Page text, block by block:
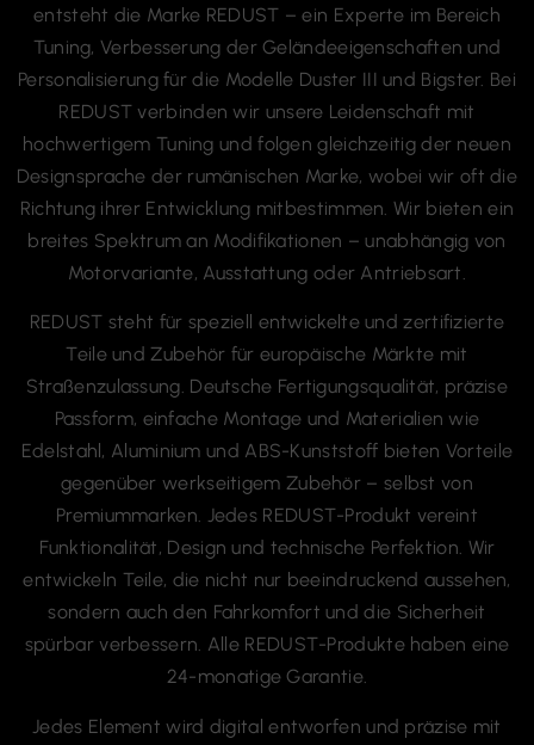
Personalisierung für die Modelle Duster III und Bigster. Bei
REDUST verbinden wir unsere Leidenschaft mit
hochwertigem Tuning und folgen gleichzeitig der neuen
Designsprache der rumänischen Marke, wobei wir oft die
Richtung ihrer Entwicklung mitbestimmen. Wir bieten ein
breites Spektrum an Modifikationen – unabhängig von
Motorvariante, Ausstattung oder Antriebsart.
REDUST steht für speziell entwickelte und zertifizierte
Straßenzulassung. Deutsche Fertigungsqualität, präzise
Passform, einfache Montage und Materialien wie
Edelstahl, Aluminium und ABS-Kunststoff bieten Vorteile
gegenüber werkseitigem Zubehör – selbst von
Premiummarken. Jedes REDUST-Produkt vereint
Funktionalität, Design und technische Perfektion. Wir
entwickeln Teile, die nicht nur beeindruckend aussehen,
sondern auch den Fahrkomfort und die Sicherheit
spürbar verbessern. Alle REDUST-Produkte haben eine
24-monatige Garantie.
Jedes Element wird digital entworfen und präzise mit
Ästhetik garantiert. Unsere Offroad-Komponenten